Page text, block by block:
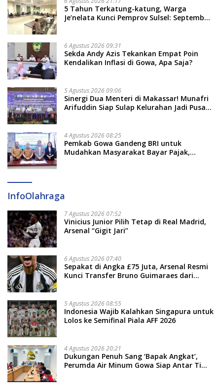
5 Tahun Terkatung-katung, Warga
Je’nelata Kunci Pemprov Sulsel: September
6 Agustus 2026 09:31
Sekda Andy Azis Tekankan Empat Poin
Kendalikan Inflasi di Gowa, Apa Saja?
5 Agustus 2026 09:06
Sinergi Dua Menteri di Makassar! Munafri
Arifuddin Siap Sulap Kelurahan Jadi Pusat
4 Agustus 2026 08:25
Pemkab Gowa Gandeng BRI untuk
Mudahkan Masyarakat Bayar Pajak,
InfoOlahraga
7 Agustus 2026 07:52
Vinicius Junior Pilih Tetap di Real Madrid,
Arsenal “Gigit Jari”
6 Agustus 2026 07:40
Sepakat di Angka £75 Juta, Arsenal Resmi
Kunci Transfer Bruno Guimaraes dari
5 Agustus 2026 08:55
Indonesia Wajib Kalahkan Singapura untuk
Lolos ke Semifinal Piala AFF 2026
4 Agustus 2026 20:21
Dukungan Penuh Sang ‘Bapak Angkat’,
Perumda Air Minum Gowa Siap Antar Tim